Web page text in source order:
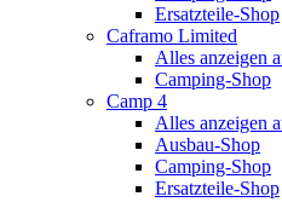
Ersatzteile-Shop
Caframo Limited
Alles anzeigen
Camping-Shop
Camp 4
Alles anzeigen
Ausbau-Shop
Camping-Shop
Ersatzteile-Shop